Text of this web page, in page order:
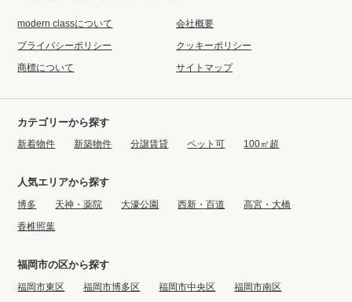
modern classについて
会社概要
プライバシーポリシー
クッキーポリシー
商標について
サイトマップ
カテゴリーから探す
新着物件 新築物件 分譲賃貸 ペット可 100㎡超
人気エリアから探す
博多 天神・薬院 大濠公園 西新・百道
高宮・大橋
香椎照葉
福岡市の区から探す
福岡市東区 福岡市博多区 福岡市中央区
福岡市南区